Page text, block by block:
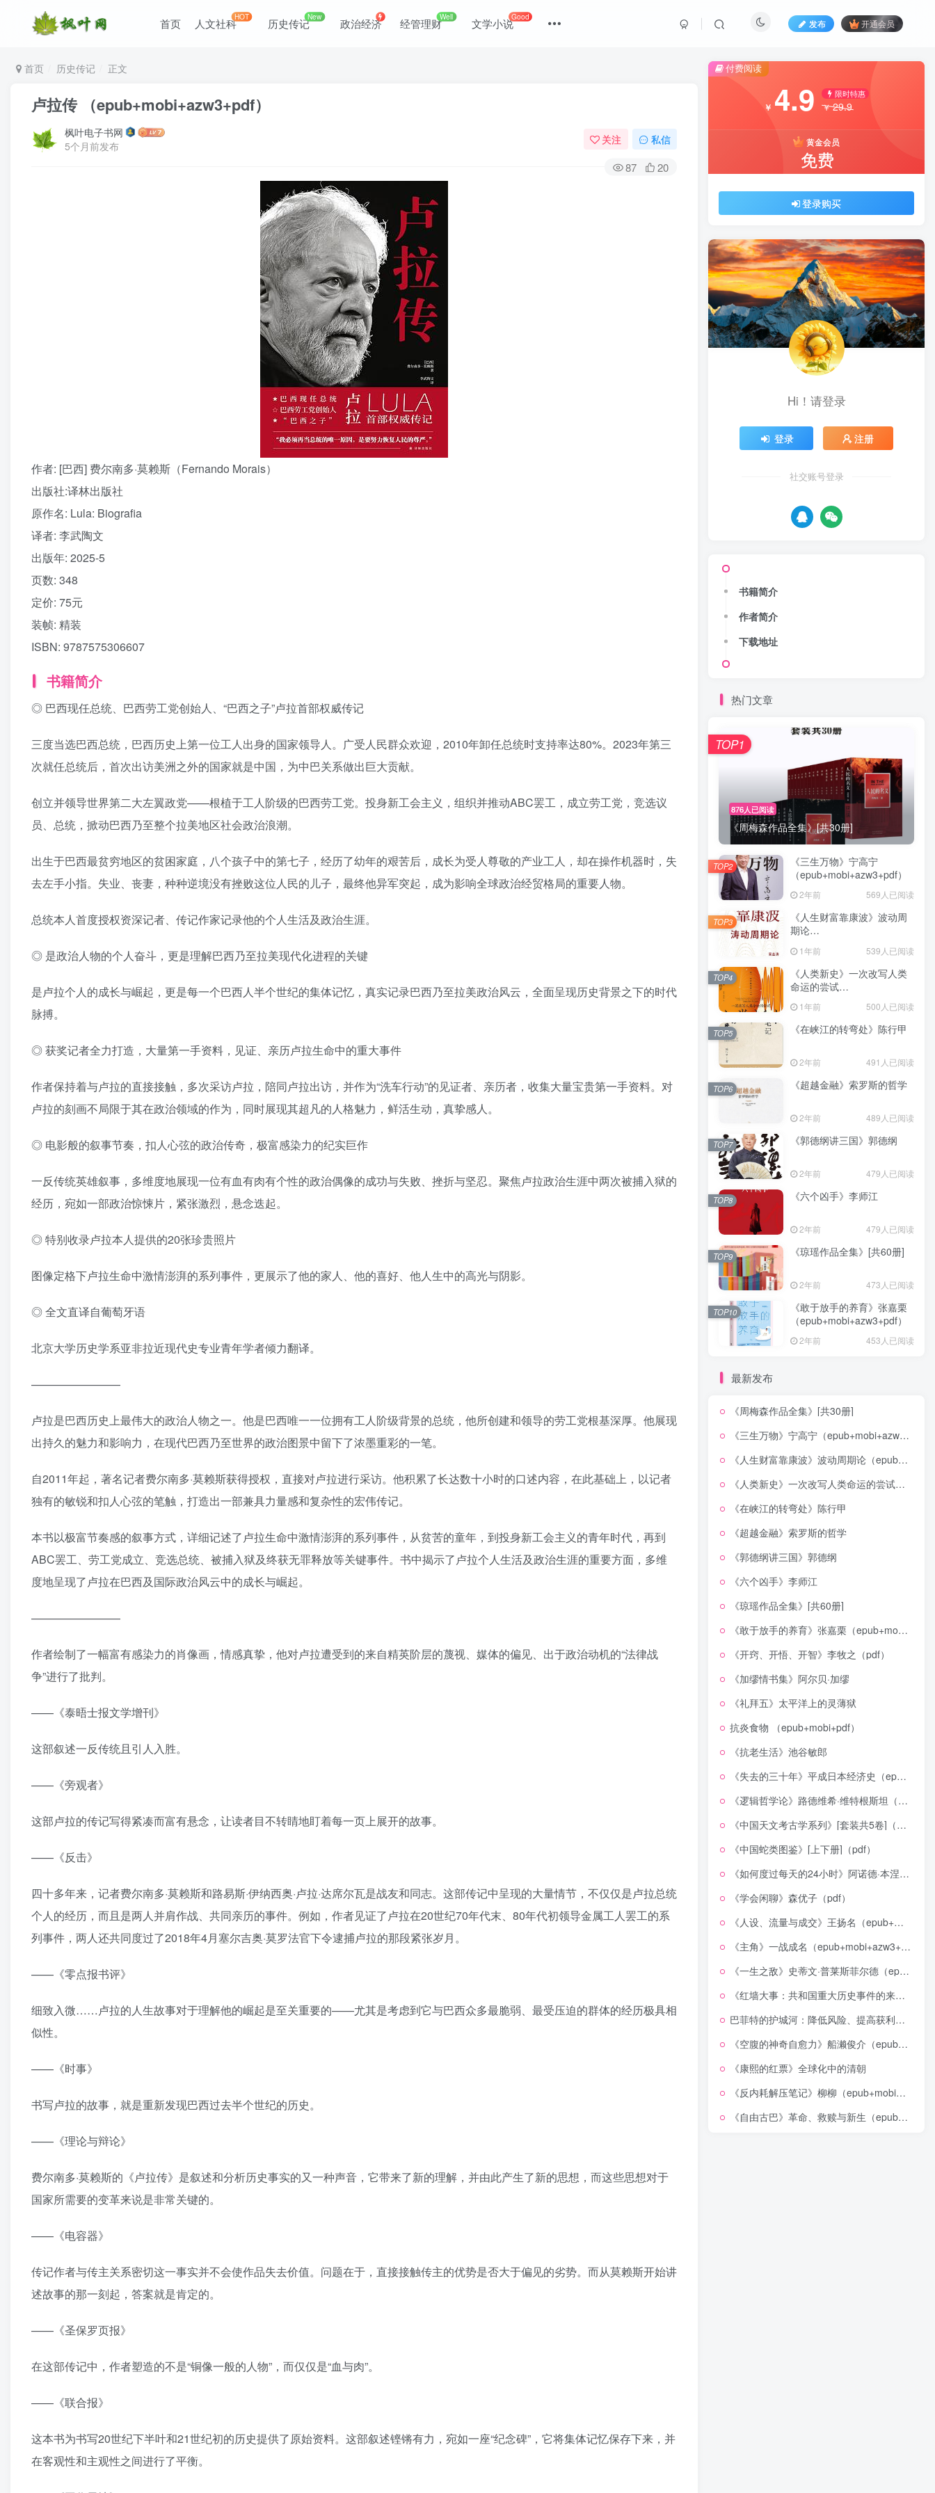
首页 人文社科HOT 历史传记New 政治经济 经管理财Well 文学小说Good
发布 开通会员
首页 历史传记 正文
卢拉传 （epub+mobi+azw3+pdf）
枫叶电子书网
5个月前发布
关注 私信
87 20
作者: [巴西] 费尔南多·莫赖斯（Fernando Morais）
出版社:译林出版社
原作名: Lula: Biografia
译者: 李武陶文
出版年: 2025-5
页数: 348
定价: 75元
装帧: 精装
ISBN: 9787575306607
书籍简介
◎ 巴西现任总统、巴西劳工党创始人、“巴西之子”卢拉首部权威传记
三度当选巴西总统，巴西历史上第一位工人出身的国家领导人。广受人民群众欢迎，2010年卸任总统时支持率达80%。2023年第三
次就任总统后，首次出访美洲之外的国家就是中国，为中巴关系做出巨大贡献。
创立并领导世界第二大左翼政党——根植于工人阶级的巴西劳工党。投身新工会主义，组织并推动ABC罢工，成立劳工党，竞选议
员、总统，掀动巴西乃至整个拉美地区社会政治浪潮。
出生于巴西最贫穷地区的贫困家庭，八个孩子中的第七子，经历了幼年的艰苦后，成长为受人尊敬的产业工人，却在操作机器时，失
去左手小指。失业、丧妻，种种逆境没有挫败这位人民的儿子，最终他异军突起，成为影响全球政治经贸格局的重要人物。
总统本人首度授权资深记者、传记作家记录他的个人生活及政治生涯。
◎ 是政治人物的个人奋斗，更是理解巴西乃至拉美现代化进程的关键
是卢拉个人的成长与崛起，更是每一个巴西人半个世纪的集体记忆，真实记录巴西乃至拉美政治风云，全面呈现历史背景之下的时代
脉搏。
◎ 获奖记者全力打造，大量第一手资料，见证、亲历卢拉生命中的重大事件
作者保持着与卢拉的直接接触，多次采访卢拉，陪同卢拉出访，并作为“洗车行动”的见证者、亲历者，收集大量宝贵第一手资料。对
卢拉的刻画不局限于其在政治领域的作为，同时展现其超凡的人格魅力，鲜活生动，真挚感人。
◎ 电影般的叙事节奏，扣人心弦的政治传奇，极富感染力的纪实巨作
一反传统英雄叙事，多维度地展现一位有血有肉有个性的政治偶像的成功与失败、挫折与坚忍。聚焦卢拉政治生涯中两次被捕入狱的
经历，宛如一部政治惊悚片，紧张激烈，悬念迭起。
◎ 特别收录卢拉本人提供的20张珍贵照片
图像定格下卢拉生命中激情澎湃的系列事件，更展示了他的家人、他的喜好、他人生中的高光与阴影。
◎ 全文直译自葡萄牙语
北京大学历史学系亚非拉近现代史专业青年学者倾力翻译。
————————
卢拉是巴西历史上最伟大的政治人物之一。他是巴西唯一一位拥有工人阶级背景的总统，他所创建和领导的劳工党根基深厚。他展现
出持久的魅力和影响力，在现代巴西乃至世界的政治图景中留下了浓墨重彩的一笔。
自2011年起，著名记者费尔南多·莫赖斯获得授权，直接对卢拉进行采访。他积累了长达数十小时的口述内容，在此基础上，以记者
独有的敏锐和扣人心弦的笔触，打造出一部兼具力量感和复杂性的宏伟传记。
本书以极富节奏感的叙事方式，详细记述了卢拉生命中激情澎湃的系列事件，从贫苦的童年，到投身新工会主义的青年时代，再到
ABC罢工、劳工党成立、竞选总统、被捕入狱及终获无罪释放等关键事件。书中揭示了卢拉个人生活及政治生涯的重要方面，多维
度地呈现了卢拉在巴西及国际政治风云中的成长与崛起。
————————
作者绘制了一幅富有感染力的肖像画，情感真挚，他对卢拉遭受到的来自精英阶层的蔑视、媒体的偏见、出于政治动机的“法律战
争”进行了批判。
——《泰晤士报文学增刊》
这部叙述一反传统且引人入胜。
——《旁观者》
这部卢拉的传记写得紧凑而富有悬念，让读者目不转睛地盯着每一页上展开的故事。
——《反击》
四十多年来，记者费尔南多·莫赖斯和路易斯·伊纳西奥·卢拉·达席尔瓦是战友和同志。这部传记中呈现的大量情节，不仅仅是卢拉总统
个人的经历，而且是两人并肩作战、共同亲历的事件。例如，作者见证了卢拉在20世纪70年代末、80年代初领导金属工人罢工的系
列事件，两人还共同度过了2018年4月塞尔吉奥·莫罗法官下令逮捕卢拉的那段紧张岁月。
——《零点报书评》
细致入微……卢拉的人生故事对于理解他的崛起是至关重要的——尤其是考虑到它与巴西众多最脆弱、最受压迫的群体的经历极具相
似性。
——《时事》
书写卢拉的故事，就是重新发现巴西过去半个世纪的历史。
——《理论与辩论》
费尔南多·莫赖斯的《卢拉传》是叙述和分析历史事实的又一种声音，它带来了新的理解，并由此产生了新的思想，而这些思想对于
国家所需要的变革来说是非常关键的。
——《电容器》
传记作者与传主关系密切这一事实并不会使作品失去价值。问题在于，直接接触传主的优势是否大于偏见的劣势。而从莫赖斯开始讲
述故事的那一刻起，答案就是肯定的。
——《圣保罗页报》
在这部传记中，作者塑造的不是“铜像一般的人物”，而仅仅是“血与肉”。
——《联合报》
这本书为书写20世纪下半叶和21世纪初的历史提供了原始资料。这部叙述铿锵有力，宛如一座“纪念碑”，它将集体记忆保存下来，并
在客观性和主观性之间进行了平衡。
付费阅读
￥ 4.9 限时特惠
￥29.9
黄金会员
免费
登录购买
Hi！请登录
登录 注册
社交账号登录
书籍简介
作者简介
下载地址
热门文章
876人已阅读
《周梅森作品全集》[共30册]
TOP1
《三生万物》宁高宁
（epub+mobi+azw3+pdf）
2年前 569人已阅读
TOP2
《人生财富靠康波》波动周
期论
1年前 539人已阅读
TOP3
《人类新史》一次改写人类
命运的尝试
1年前 500人已阅读
TOP4
《在峡江的转弯处》陈行甲
2年前 491人已阅读
TOP5
《超越金融》索罗斯的哲学
2年前 489人已阅读
TOP6
《郭德纲讲三国》郭德纲
2年前 479人已阅读
TOP7
《六个凶手》李师江
2年前 479人已阅读
TOP8
《琼瑶作品全集》[共60册]
2年前 473人已阅读
TOP9
《敢于放手的养育》张嘉栗
（epub+mobi+azw3+pdf）
2年前 453人已阅读
TOP10
最新发布
《周梅森作品全集》[共30册]
《三生万物》宁高宁（epub+mobi+azw3+pdf）
《人生财富靠康波》波动周期论（epub+mobi+azw3+pdf）
《人类新史》一次改写人类命运的尝试（epub+mobi+azw3+pdf）
《在峡江的转弯处》陈行甲
《超越金融》索罗斯的哲学
《郭德纲讲三国》郭德纲
《六个凶手》李师江
《琼瑶作品全集》[共60册]
《敢于放手的养育》张嘉栗（epub+mobi+azw3+pdf）
《开窍、开悟、开智》李牧之（pdf）
《加缪情书集》阿尔贝·加缪
《礼拜五》太平洋上的灵薄狱
抗炎食物 （epub+mobi+pdf）
《抗老生活》池谷敏郎
《失去的三十年》平成日本经济史（epub+mobi+azw3+pdf）
《逻辑哲学论》路德维希·维特根斯坦（epub+mobi+azw3+pdf）
《中国天文考古学系列》[套装共5卷]（epub+mobi+azw3+pdf）
《中国蛇类图鉴》[上下册]（pdf）
《如何度过每天的24小时》阿诺德·本涅特（epub+mobi+azw3+pdf）
《学会闲聊》森优子（pdf）
《人设、流量与成交》王扬名（epub+mobi+azw3+pdf）
《主角》一战成名（epub+mobi+azw3+pdf）
《一生之敌》史蒂文·普莱斯菲尔德（epub+mobi+azw3+pdf）
《红墙大事：共和国重大历史事件的来龙去脉》（全二册）（pdf）
巴菲特的护城河：降低风险、提高获利的股市真规则(epub+azw3+mobi)
《空腹的神奇自愈力》船濑俊介（epub+mobi+azw3+pdf）
《康熙的红票》全球化中的清朝
《反内耗解压笔记》柳柳（epub+mobi+azw3+pdf）
《自由古巴》革命、救赎与新生（epub+mobi+azw3+pdf）
登录
没有账号？立即注册
用户名/手机号/邮箱
登录密码
记住登录